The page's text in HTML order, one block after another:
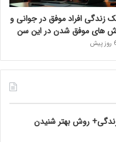
زندگی افراد موفق در جوانی و
های موفق شدن در این سن
پیش
زندگی+ روش بهتر شنیدن